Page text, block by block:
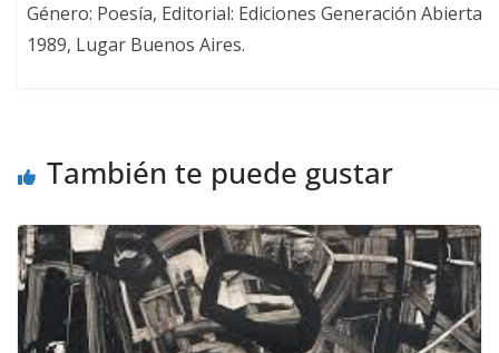
Género: Poesía, Editorial: Ediciones Generación Abierta
1989, Lugar Buenos Aires.
También te puede gustar